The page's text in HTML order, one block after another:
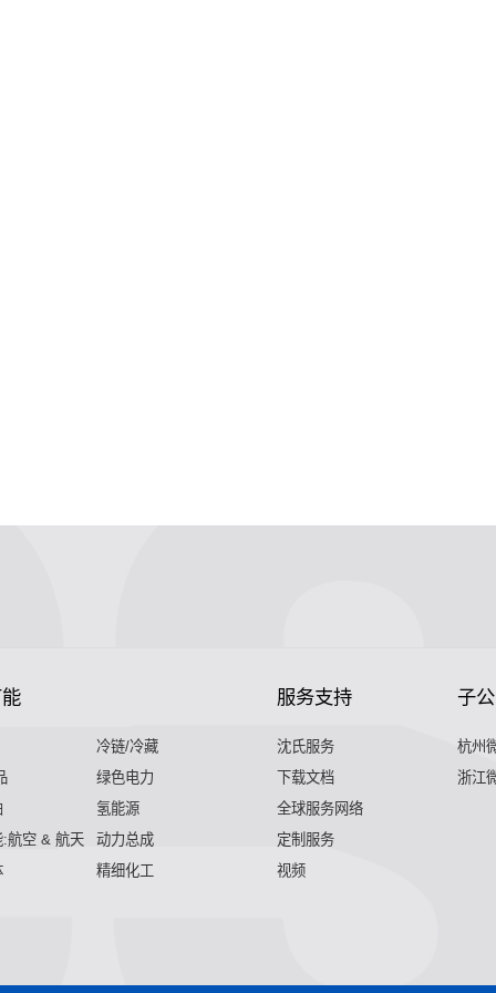
冷链/冷藏
绿色电力
氢能源
:航空 & 航天
动力总成
精细化工
服务支持
沈氏服务
下载文档
全球服务网络
定制服务
视频
子
杭州
浙江